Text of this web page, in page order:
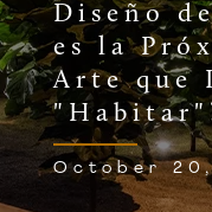
Diseño
es la
Arte que
October